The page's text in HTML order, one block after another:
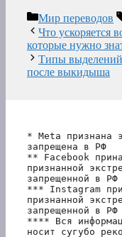
Рубрики
Мир переводов
Что ускоряется
которые нужно
Типы
после выкидыша
* Meta признана
запрещена в РФ
** Facebook
признанной
запрещенной в РФ
*** Instagram
признанной
запрещенной в РФ
**** Вся
носит сугубо